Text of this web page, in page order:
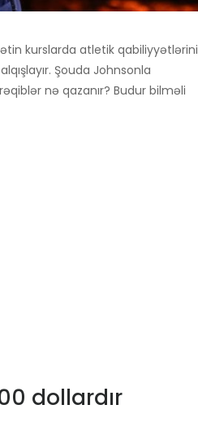
kurslarda atletik qabiliyyətlərini
Şouda Johnsonla
nə qazanır? Budur bilməli
dollardır